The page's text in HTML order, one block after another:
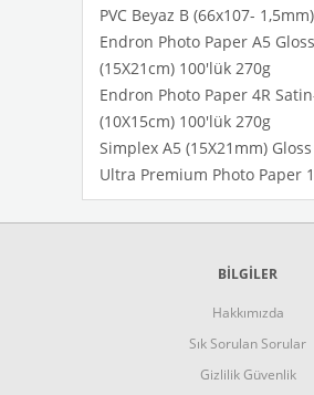
PVC Beyaz B (66x107-
Endron Photo Paper A5
(15X21cm) 100'lük 270g
Endron Photo Paper 4R
(10X15cm) 100'lük 270g
Simplex A5 (15X21mm)
Ultra Premium Photo Paper
BİLGİLER
Hakkımızda
Sık Sorulan Sorular
Gizlilik Güvenlik